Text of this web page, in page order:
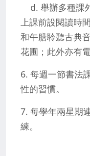
d. 舉辦多種課
上課前設閱讀時
和午膳聆聽古典
花圃；此外亦有
6. 每週一節書法
性的習慣。
7. 每學年兩星期
練。